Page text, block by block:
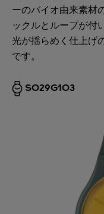
ーのバイオ由来素材
ックルとループが付
光が揺らめく仕上げ
です。
SO29G103